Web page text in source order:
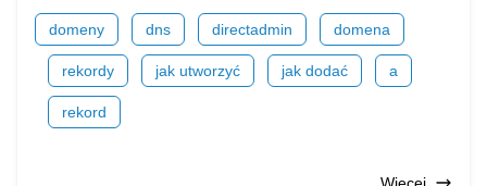
domeny dns directadmin domena
rekordy jak utworzyć jak dodać a
rekord